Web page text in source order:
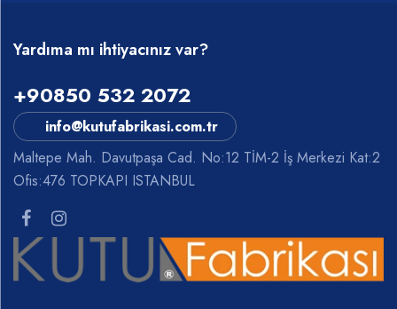
Yardıma mı ihtiyacınız var?
+90850 532 2072
info@kutufabrikasi.com.tr
Maltepe Mah. Davutpaşa Cad. No:12 TİM-2 İş Merkezi Kat:2
Ofis:476 TOPKAPI ISTANBUL